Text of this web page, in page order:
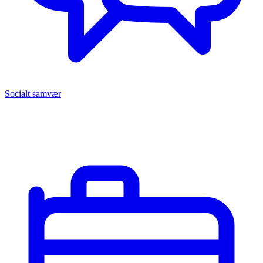
Socialt samvær